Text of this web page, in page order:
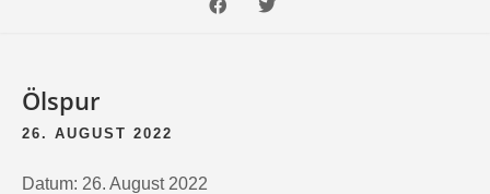
Ölspur
26. AUGUST 2022
Datum: 26. August 2022